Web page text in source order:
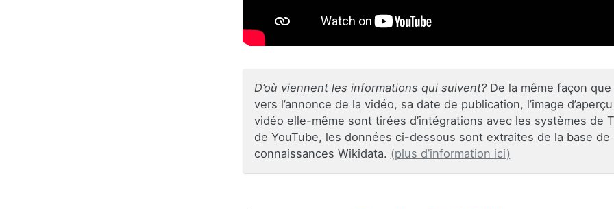
D’où viennent les informations qui suivent?De la même façon que
vers l’annonce de la vidéo, sa date de publication, l’image
vidéo elle-même sont tirées d’intégrations avec les systèmes de
de YouTube, les données ci-dessous sont extraites de la base de
connaissances Wikidata. (plus d’information ici)